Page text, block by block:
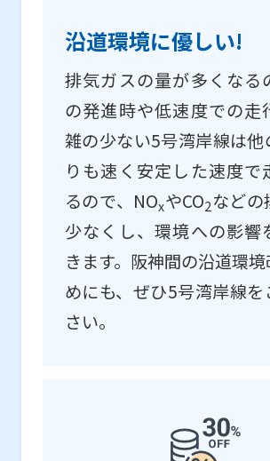
沿道環境に優しい!
排気ガスの量が多くなる
の発進時や低速度での走
雑の少ない5号湾岸線は他
りも速く安定した速度で
るので、NOxやCO2などの
少なくし、環境への影響
きます。阪神間の沿道環
めにも、ぜひ5号湾岸線
さい。